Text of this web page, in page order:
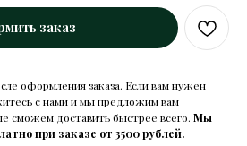
заказ
оформления заказа. Если вам нужен
с нами и мы предложим вам
сможем доставить быстрее всего. Мы
при заказе от 3500 рублей.